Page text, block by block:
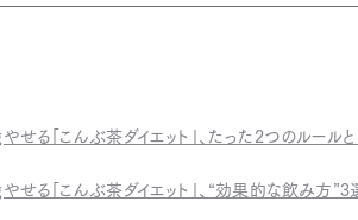
る「こんぶ茶ダイエット」、たった2つのルール
る「こんぶ茶ダイエット」、“効果的な飲み方”3